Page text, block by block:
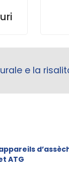
e la
ATG